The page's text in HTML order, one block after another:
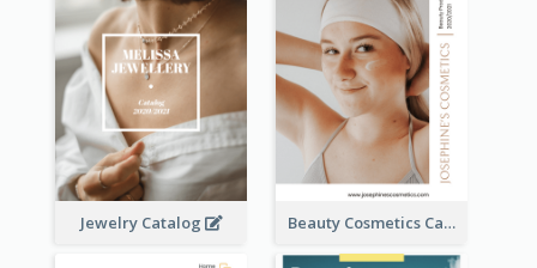
Jewelry Catalog Beauty Cosmetics Catalog